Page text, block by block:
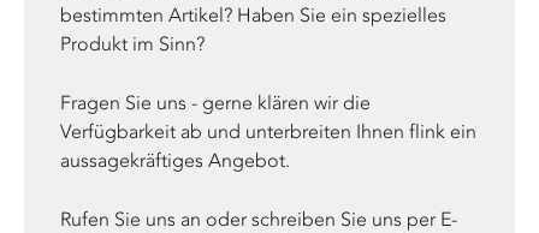
bestimmten Artikel? Haben Sie ein spezielles
Produkt im Sinn?
Fragen Sie uns - gerne klären wir die
Verfügbarkeit ab und unterbreiten Ihnen flink ein
aussagekräftiges Angebot.
Rufen Sie uns an oder schreiben Sie uns per E-